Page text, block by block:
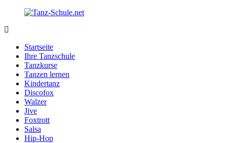
Zurück
Inhalt
Schule.net
Tanzschule
Internet
Startseite
Ihre Tanzschule
Tanzkurse
Tanzen lernen
Kindertanz
Discofox
Walzer
Jive
Foxtrott
Salsa
Hip-Hop